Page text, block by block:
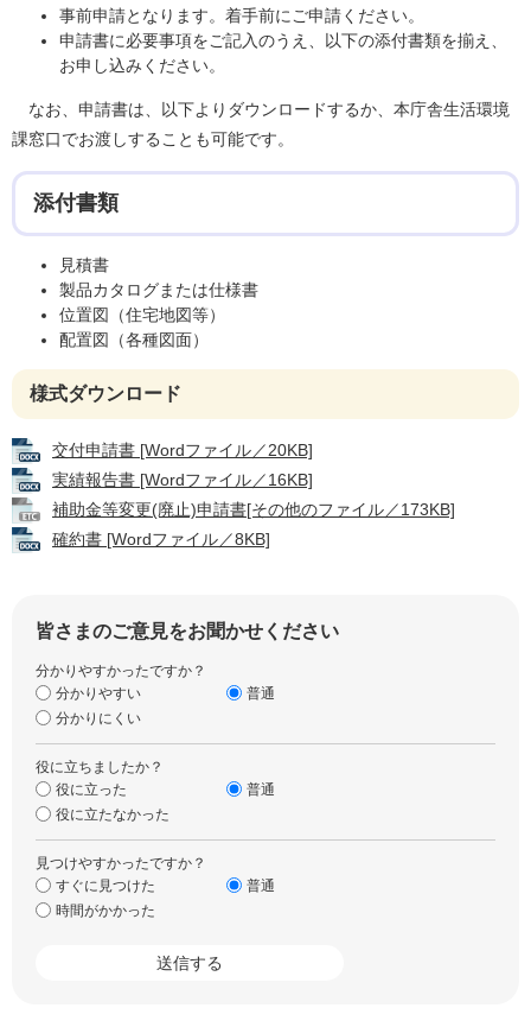
事前申請となります。着手前にご申請ください。
申請書に必要事項をご記入のうえ、以下の添付書類を揃え、
お申し込みください。
なお、申請書は、以下よりダウンロードするか、本庁舎生活環境
課窓口でお渡しすることも可能です。
添付書類
見積書
製品カタログまたは仕様書
位置図（住宅地図等）
配置図（各種図面）
様式ダウンロード
交付申請書 [Wordファイル／20KB]
実績報告書 [Wordファイル／16KB]
補助金等変更(廃止)申請書[その他のファイル／173KB]
確約書 [Wordファイル／8KB]
皆さまのご意見をお聞かせください
分かりやすかったですか？
分かりやすい
普通
分かりにくい
役に立ちましたか？
役に立った
普通
役に立たなかった
見つけやすかったですか？
すぐに見つけた
普通
時間がかかった